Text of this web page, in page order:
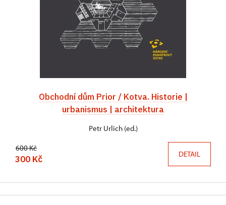
Obchodní dům Prior / Kotva. Historie |
urbanismus | architektura
Petr Urlich (ed.)
600 Kč
300 Kč DETAIL